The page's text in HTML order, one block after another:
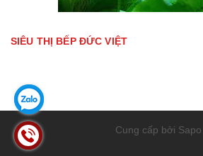
SIÊU THỊ BẾP ĐỨC VIỆT
Cung cấp bởi Sapo